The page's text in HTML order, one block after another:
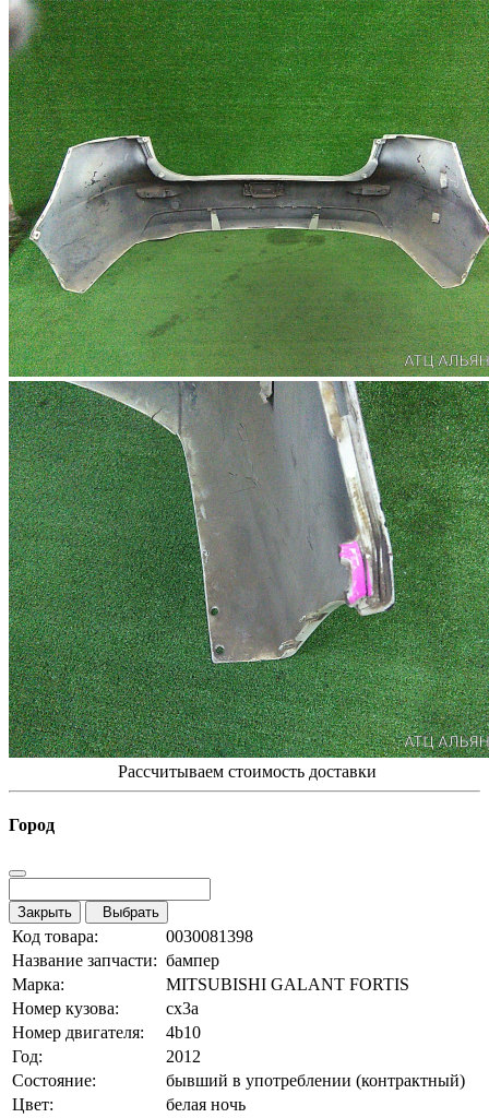
Рассчитываем стоимость доставки
Город
Закрыть Выбрать
Код товара:
0030081398
Название запчасти: бампер
Марка:
MITSUBISHI GALANT FORTIS
Номер кузова:
cx3a
Номер двигателя:
4b10
Год:
2012
Состояние:
бывший в употреблении (контрактный)
Цвет:
белая ночь